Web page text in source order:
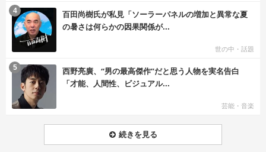
百田尚樹氏が私見「ソーラーパネルの増加と異常な夏
の暑さは何らかの因果関係が...
世の中・話題
4
西野亮廣、“男の最高傑作”だと思う人物を実名告白
「才能、人間性、ビジュアル...
芸能・音楽
5
続きを見る